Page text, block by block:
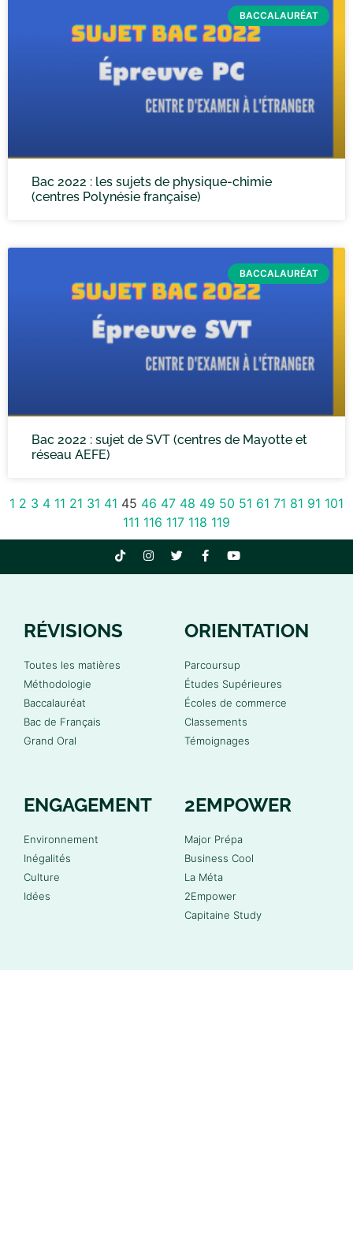
BACCALAURÉAT
Bac 2022 : les sujets de physique-chimie
(centres Polynésie française)
BACCALAURÉAT
Bac 2022 : sujet de SVT (centres de Mayotte et
réseau AEFE)
1 2 3 4 11 21 31 41 45 46 47 48 49 50 51 61 71 81 91 101
111 116 117 118 119
RÉVISIONS
Toutes les matières
Méthodologie
Baccalauréat
Bac de Français
Grand Oral
ORIENTATION
Parcoursup
Études Supérieures
Écoles de commerce
Classements
Témoignages
ENGAGEMENT
Environnement
Inégalités
Culture
Idées
2EMPOWER
Major Prépa
Business Cool
La Méta
2Empower
Capitaine Study